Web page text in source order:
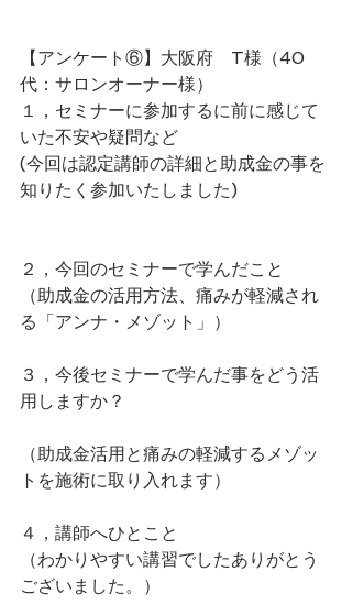
【アンケート⑥】大阪府　T様（40
代：サロンオーナー様）
１，セミナーに参加するに前に感じて
いた不安や疑問など
(今回は認定講師の詳細と助成金の事を
知りたく参加いたしました)
２，今回のセミナーで学んだこと
（助成金の活用方法、痛みが軽減され
る「アンナ・メゾット」）
３，今後セミナーで学んだ事をどう活
用しますか？
（助成金活用と痛みの軽減するメゾッ
トを施術に取り入れます）
４，講師へひとこと
（わかりやすい講習でしたありがとう
ございました。）